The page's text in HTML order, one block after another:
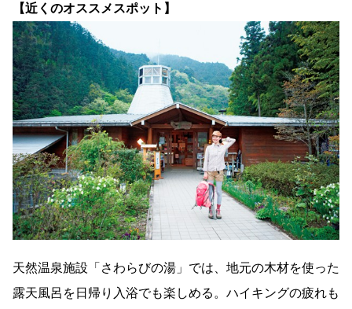
【近くのオススメスポット】
天然温泉施設「さわらびの湯」では、地元の木材を使った
露天風呂を日帰り入浴でも楽しめる。ハイキングの疲れも